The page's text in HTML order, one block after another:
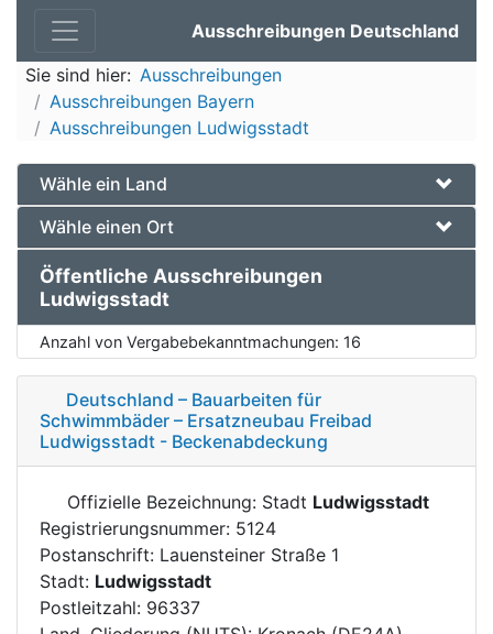
Ausschreibungen Deutschland
Sie sind hier: Ausschreibungen
Ausschreibungen Bayern
Ausschreibungen Ludwigsstadt
Wähle ein Land
Wähle einen Ort
Öffentliche Ausschreibungen
Ludwigsstadt
Anzahl von Vergabebekanntmachungen: 16
Deutschland – Bauarbeiten für
Schwimmbäder – Ersatzneubau Freibad
Ludwigsstadt - Beckenabdeckung
Offizielle Bezeichnung: Stadt Ludwigsstadt
Registrierungsnummer: 5124
Postanschrift: Lauensteiner Straße 1
Stadt: Ludwigsstadt
Postleitzahl: 96337